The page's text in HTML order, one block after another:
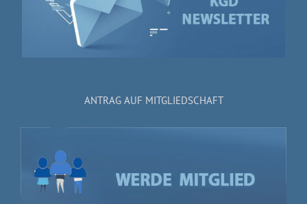
ANTRAG AUF MITGLIEDSCHAFT